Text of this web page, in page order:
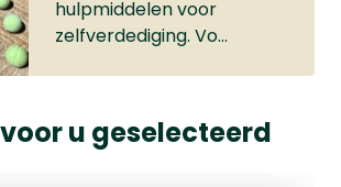
hulpmiddelen voor
zelfverdediging. Vo...
u geselecteerd